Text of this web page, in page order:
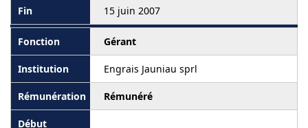
15 juin 2007
Gérant
Engrais Jauniau sprl
Rémunéré